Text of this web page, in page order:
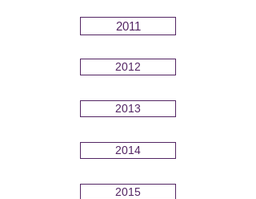
2011
2012
2013
2014
2015